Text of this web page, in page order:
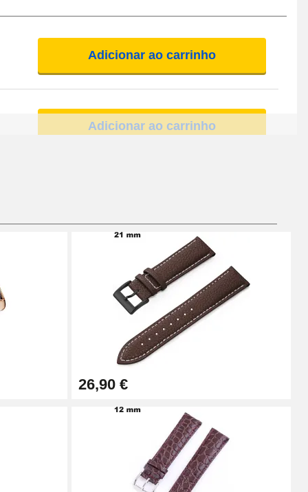
Adicionar ao carrinho
Adicionar ao carrinho
Adicionar ao carrinho
Adicionar ao carrinho
Adicionar ao carrinho
Adicionar ao carrinho
26,90 €